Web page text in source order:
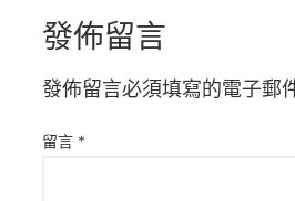
發佈留言
發佈留言必須填寫的電子郵
留言 *